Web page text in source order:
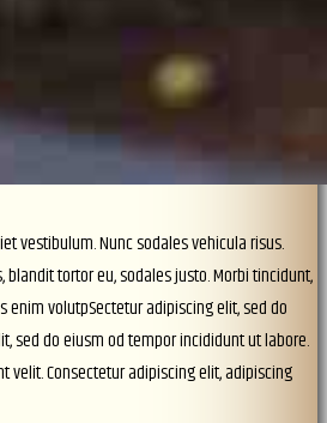
vestibulum. Nunc sodales vehicula risus.
tortor eu, sodales justo. Morbi tincidunt,
volutpSectetur adipiscing elit, sed do
sed do eiusm od tempor incididunt ut labore.
velit. Consectetur adipiscing elit, adipiscing